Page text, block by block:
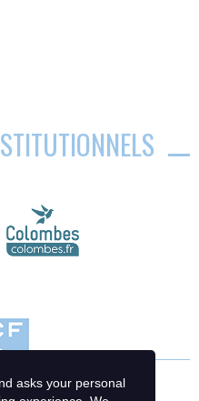
asks your personal